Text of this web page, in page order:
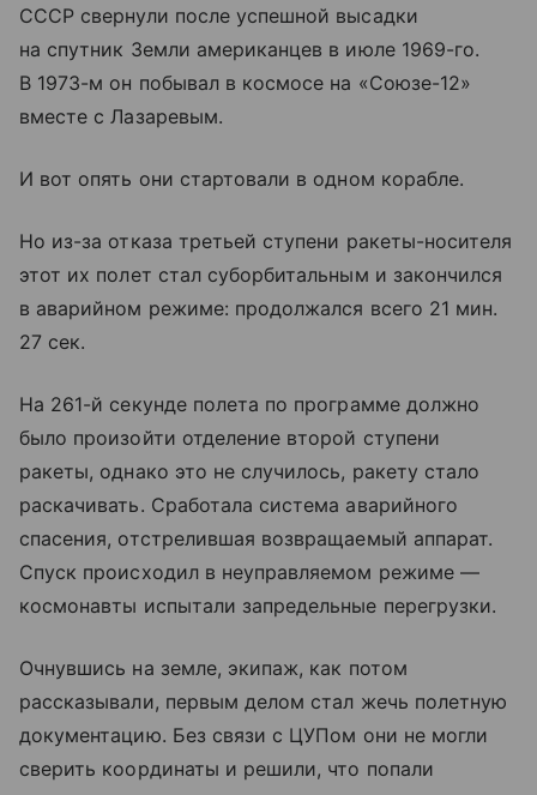
СССР свернули после успешной высадки
на спутник Земли американцев в июле 1969-го.
В 1973-м он побывал в космосе на «Союзе-12»
вместе с Лазаревым.
И вот опять они стартовали в одном корабле.
Но из-за отказа третьей ступени ракеты-носителя
этот их полет стал суборбитальным и закончился
в аварийном режиме: продолжался всего 21 мин.
27 сек.
На 261-й секунде полета по программе должно
было произойти отделение второй ступени
ракеты, однако это не случилось, ракету стало
раскачивать. Сработала система аварийного
спасения, отстрелившая возвращаемый аппарат.
Спуск происходил в неуправляемом режиме —
космонавты испытали запредельные перегрузки.
Очнувшись на земле, экипаж, как потом
рассказывали, первым делом стал жечь полетную
документацию. Без связи с ЦУПом они не могли
сверить координаты и решили, что попали